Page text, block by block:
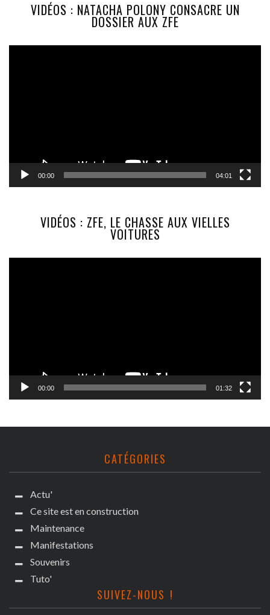
VIDÉOS : NATACHA POLONY CONSACRE UN
DOSSIER AUX ZFE
00:00 04:01
VIDÉOS : ZFE, LE CHASSE AUX VIELLES
VOITURES
00:00 01:32
CATÉGORIES
Actu'
Ce site est en construction
Maintenance
Manifestations
Souvenirs
Tuto'
SUIVEZ-NOUS !